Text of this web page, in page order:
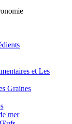
et Les
Graines
mer